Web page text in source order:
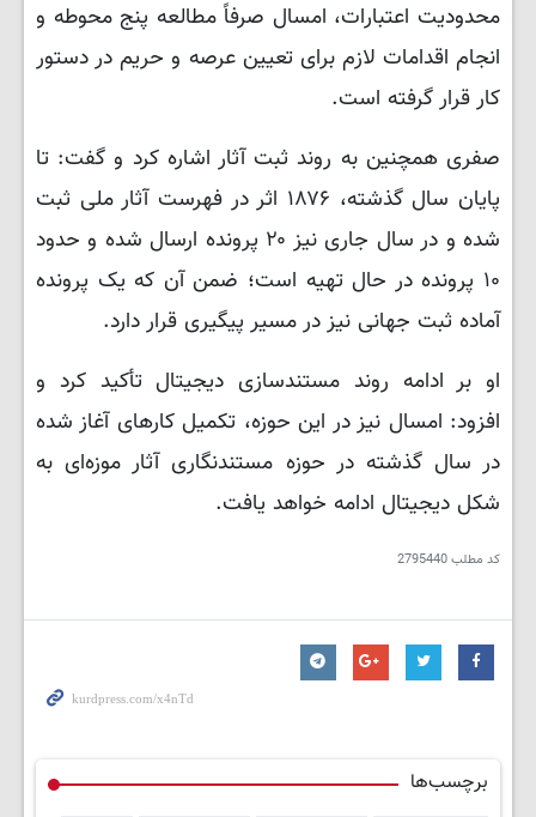
محدودیت اعتبارات، امسال صرفاً مطالعه پنج محوطه و
انجام اقدامات لازم برای تعیین عرصه و حریم در دستور
کار قرار گرفته است.
صفری همچنین به روند ثبت آثار اشاره کرد و گفت: تا
پایان سال گذشته، ۱۸۷۶ اثر در فهرست آثار ملی ثبت
شده و در سال جاری نیز ۲۰ پرونده ارسال شده و حدود
۱۰ پرونده در حال تهیه است؛ ضمن آن که یک پرونده
آماده ثبت جهانی نیز در مسیر پیگیری قرار دارد.
او بر ادامه روند مستندسازی دیجیتال تأکید کرد و
افزود: امسال نیز در این حوزه، تکمیل کارهای آغاز شده
در سال گذشته در حوزه مستندنگاری آثار موزه‌ای به
شکل دیجیتال ادامه خواهد یافت.
کد مطلب2795440
برچسب‌ها